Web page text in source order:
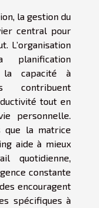
la gestion du
central pour
L’organisation
la capacité à
contribuent
tout en
personnelle.
que la matrice
aide à mieux
quotidienne,
constante
encouragent
spécifiques à